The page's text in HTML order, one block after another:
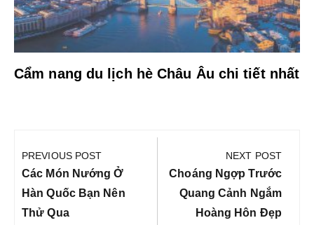
Cẩm nang du lịch hè Châu Âu chi tiết nhất
hướng
bài
viết
PREVIOUS POST
Previous
Post:
Các Món Nướng Ở
Hàn Quốc Bạn Nên
Thử Qua
NEXT POST
Next
Post:
Choáng Ngợp Trước
Quang Cảnh Ngắm
Hoàng Hôn Đẹp